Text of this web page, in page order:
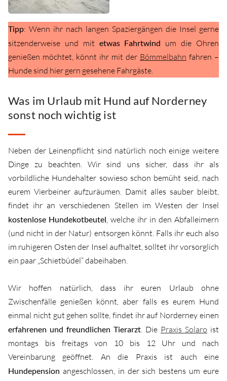
Tipp: Wenn ihr nach langen Spaziergängen die Insel gerne
sitzenderweise und mit etwas Fahrtwind um die Ohren
genießen möchtet, könnt ihr mit der Bömmelbahn fahren –
Hunde sind hier gern gesehene Fahrgäste.
Was im Urlaub mit Hund auf Norderney
sonst noch wichtig ist
Neben der Leinenpflicht sind natürlich noch einige weitere
Dinge zu beachten. Wir sind uns sicher, dass ihr als
vorbildliche Hundehalter sowieso schon bemüht seid, nach
eurem Vierbeiner aufzuräumen. Damit alles sauber bleibt,
findet ihr an verschiedenen Stellen im Westen der Insel
kostenlose Hundekotbeutel , welche ihr in den Abfalleimern
(und nicht in der Natur) entsorgen könnt. Falls ihr euch also
im ruhigeren Osten der Insel aufhaltet, solltet ihr vorsorglich
ein paar „Schietbüdel“ dabeihaben.
Wir hoffen natürlich, dass ihr euren Urlaub ohne
Zwischenfälle genießen könnt, aber falls es eurem Hund
einmal nicht gut gehen sollte, findet ihr auf Norderney einen
erfahrenen und freundlichen Tierarzt . Die Praxis Solaro ist
montags bis freitags von 10 bis 12 Uhr und nach
Vereinbarung geöffnet. An die Praxis ist auch eine
Hundepension angeschlossen, in der sich bestens um eure